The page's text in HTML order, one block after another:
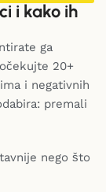
i kako ih
ga
20+
i negativnih
premali
nego što